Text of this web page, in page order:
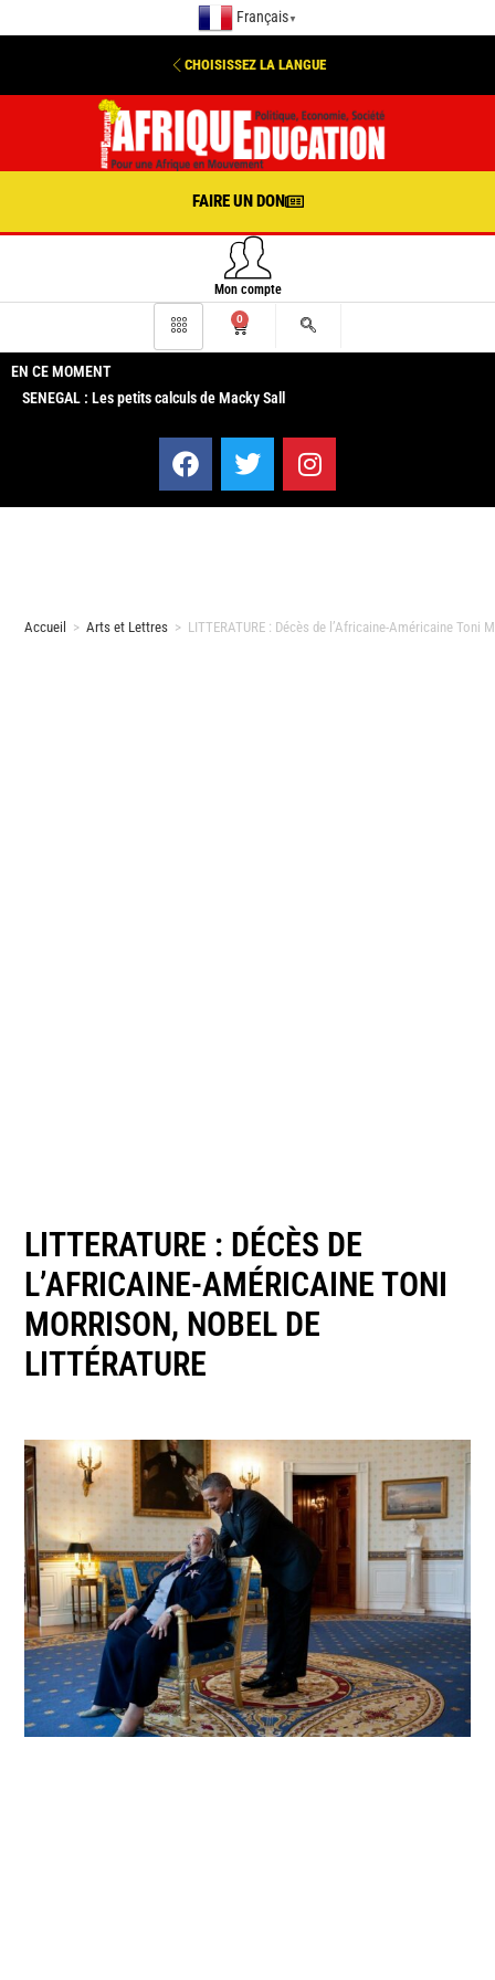
Français ▼
CHOISISSEZ LA LANGUE
FAIRE UN DON
Mon compte
0
EN CE MOMENT
SENEGAL : Les petits calculs de Macky Sall
Accueil > Arts et Lettres > LITTERATURE : Décès de l’Africaine-Américaine
LITTERATURE : DÉCÈS DE
L’AFRICAINE-AMÉRICAINE TONI
MORRISON, NOBEL DE
LITTÉRATURE